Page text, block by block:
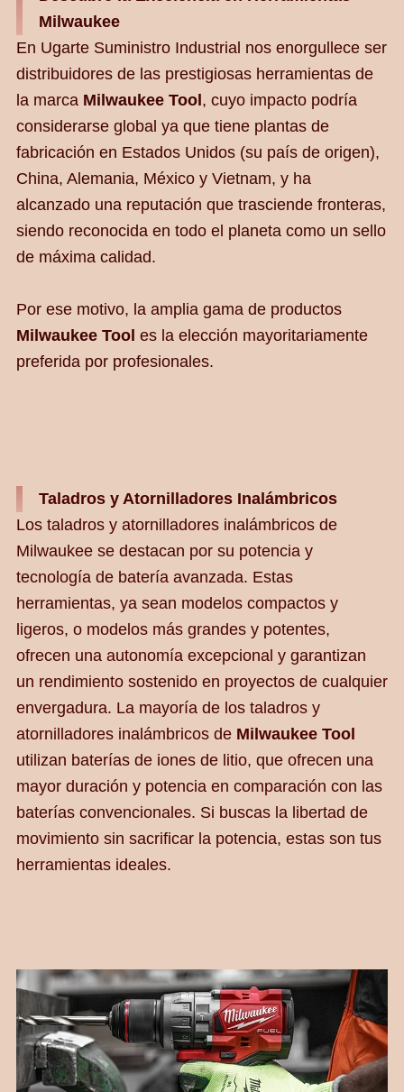
Milwaukee
En Ugarte Suministro Industrial nos enorgullece ser
distribuidores de las prestigiosas herramientas de
la marca Milwaukee Tool, cuyo impacto podría
considerarse global ya que tiene plantas de
fabricación en Estados Unidos (su país de origen),
China, Alemania, México y Vietnam, y ha
alcanzado una reputación que trasciende fronteras,
siendo reconocida en todo el planeta como un sello
de máxima calidad.
Por ese motivo, la amplia gama de productos
Milwaukee Tool es la elección mayoritariamente
preferida por profesionales.
Taladros y Atornilladores Inalámbricos
Los taladros y atornilladores inalámbricos de
Milwaukee se destacan por su potencia y
tecnología de batería avanzada. Estas
herramientas, ya sean modelos compactos y
ligeros, o modelos más grandes y potentes,
ofrecen una autonomía excepcional y garantizan
un rendimiento sostenido en proyectos de cualquier
envergadura. La mayoría de los taladros y
atornilladores inalámbricos de Milwaukee Tool
utilizan baterías de iones de litio, que ofrecen una
mayor duración y potencia en comparación con las
baterías convencionales. Si buscas la libertad de
movimiento sin sacrificar la potencia, estas son tus
herramientas ideales.